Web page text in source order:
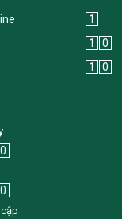
1
1 0
1 0
0
0